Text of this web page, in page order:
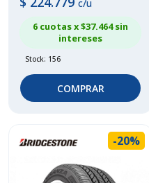
c/u
6 cuotas x $37.464sin
intereses
Stock: 156
COMPRAR
-20%